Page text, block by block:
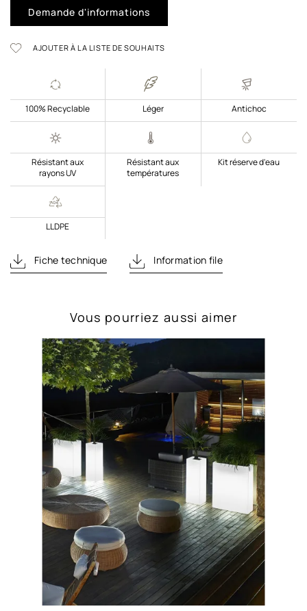
Demande d'informations
AJOUTER À LA LISTE DE SOUHAITS
100% Recyclable Léger Antichoc
Résistant aux
rayons UV
Résistant aux
températures
Kit réserve d'eau
LLDPE
Fiche technique Information file
Vous pourriez aussi aimer